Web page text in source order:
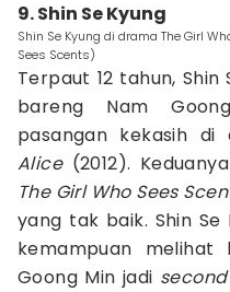
9. Shin Se Kyung
Shin Se Kyung di drama The Girl
Sees Scents)
Terpaut 12 tahun,
bareng Nam
pasangan kekasih di
Alice(2012).
The Girl Who Sees
yang tak baik. Shin
kemampuan melihat
Goong Min jadi